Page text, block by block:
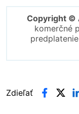
Copyright ©
komerčné
Zdieľať